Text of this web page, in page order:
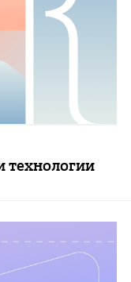
технологии